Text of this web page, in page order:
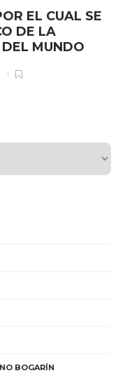
EL CUAL SE
DE LA
MUNDO
BOGARÍN